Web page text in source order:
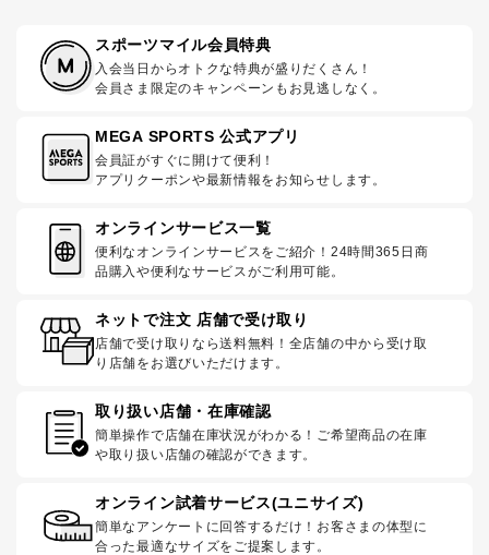
スポーツマイル会員特典
入会当日からオトクな特典が盛りだくさん！
会員さま限定のキャンペーンもお見逃しなく。
MEGA SPORTS 公式アプリ
会員証がすぐに開けて便利！
アプリクーポンや最新情報をお知らせします。
オンラインサービス一覧
便利なオンラインサービスをご紹介！24時間365日商
品購入や便利なサービスがご利用可能。
ネットで注文 店舗で受け取り
店舗で受け取りなら送料無料！全店舗の中から受け取
り店舗をお選びいただけます。
取り扱い店舗・在庫確認
簡単操作で店舗在庫状況がわかる！ご希望商品の在庫
や取り扱い店舗の確認ができます。
オンライン試着サービス(ユニサイズ)
簡単なアンケートに回答するだけ！お客さまの体型に
合った最適なサイズをご提案します。